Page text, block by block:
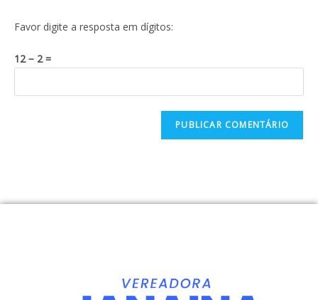
Favor digite a resposta em dígitos:
12 − 2 =